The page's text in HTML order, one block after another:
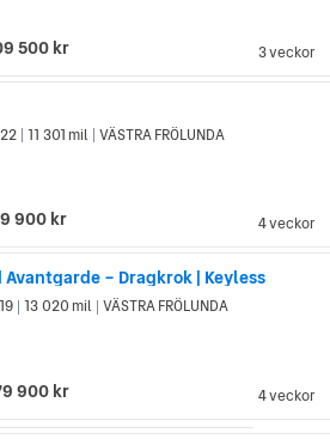
en kylardesign som används på
var den första bilen i modernt
kaross placerad mellan hjulen,
med säkerhetsinnovationer som
och passagerarsätet som skapas av
på bilen knycklas ihop vid kollision
man också lägga till krockkuddar
och säkerhetsbälte som späns åt
3 veckor
500 kr
4 veckor
11 301 mil VÄSTRA FRÖLUNDA
900 kr
Avantgarde – Dragkrok | Keyless
4 veckor
13 020 mil VÄSTRA FRÖLUNDA
900 kr